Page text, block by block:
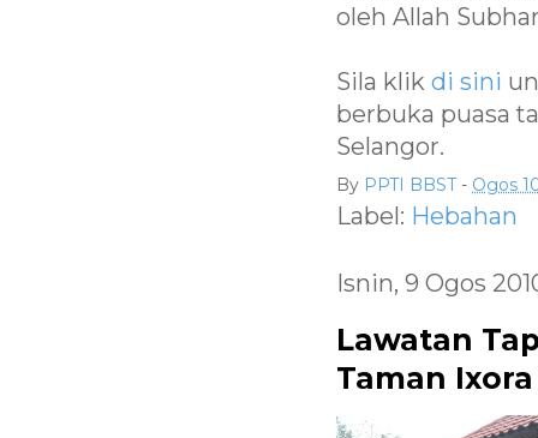
oleh Allah
Sila klik di sini
berbuka puasa
Selangor.
By PPTI BBST - Ogos
Label: Hebahan
Isnin, 9 Ogos
Lawatan
Taman Ixora